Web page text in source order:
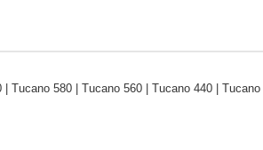
Tucano 580 | Tucano 560 | Tucano 440 | Tucano